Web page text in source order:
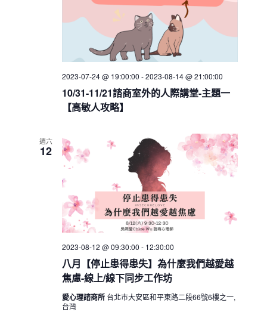
N
a
g
a
o
n
10/31-11/21諮商室外的人際講堂-主題一
【高敏人攻略】
2023-07-24 @ 19:00:00 -2023-08-14 @ 21:00:00
週六
12
八月【停止患得患失】為什麼我們越愛越
焦慮-線上/線下同步工作坊
2023-08-12 @ 09:30:00 - 12:30:00
愛心理諮商所 台北市大安區和平東路二段66號6樓之一,
台灣